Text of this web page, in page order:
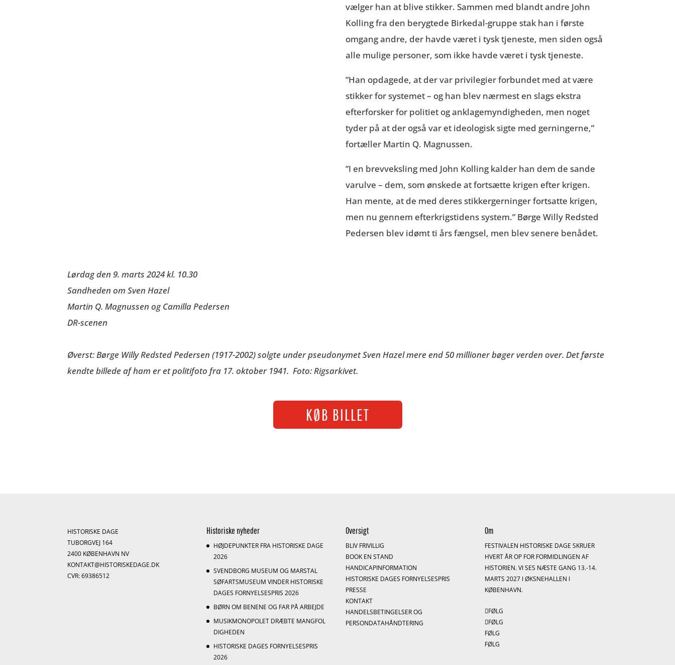
vælger han at blive stikker. Sammen med blandt andre John
Kolling fra den berygtede Birkedal-gruppe stak han i første
omgang andre, der havde været i tysk tjeneste, men siden også
alle mulige personer, som ikke havde været i tysk tjeneste.
”Han opdagede, at der var privilegier forbundet med at være
stikker for systemet – og han blev nærmest en slags ekstra
efterforsker for politiet og anklagemyndigheden, men noget
tyder på at der også var et ideologisk sigte med gerningerne,”
fortæller Martin Q. Magnussen.
”I en brevveksling med John Kolling kalder han dem de sande
varulve – dem, som ønskede at fortsætte krigen efter krigen.
Han mente, at de med deres stikkergerninger fortsatte krigen,
men nu gennem efterkrigstidens system.” Børge Willy Redsted
Pedersen blev idømt ti års fængsel, men blev senere benådet.
Lørdag den 9. marts 2024 kl. 10.30
Sandheden om Sven Hazel
Martin Q. Magnussen og Camilla Pedersen
DR-scenen
Øverst: Børge Willy Redsted Pedersen (1917-2002) solgte under pseudonymet Sven Hazel mere end 50 millioner bøger verden over. Det første
kendte billede af ham er et politifoto fra 17. oktober 1941. Foto: Rigsarkivet.
KØB BILLET
HISTORISKE DAGE
TUBORGVEJ 164
2400 KØBENHAVN NV
KONTAKT@HISTORISKEDAGE.DK
CVR: 69386512
Historiske nyheder
HØJDEPUNKTER FRA HISTORISKE DAGE
2026
SVENDBORG MUSEUM OG MARSTAL
SØFARTSMUSEUM VINDER HISTORISKE
DAGES FORNYELSESPRIS 2026
BØRN OM BENENE OG FAR PÅ ARBEJDE
MUSIKMONOPOLET DRÆBTE MANGFOL
DIGHEDEN
HISTORISKE DAGES FORNYELSESPRIS
2026
Oversigt
BLIV FRIVILLIG
BOOK EN STAND
HANDICAPINFORMATION
HISTORISKE DAGES FORNYELSESPRIS
PRESSE
KONTAKT
HANDELSBETINGELSER OG
PERSONDATAHÅNDTERING
Om
FESTIVALEN HISTORISKE DAGE SKRUER
HVERT ÅR OP FOR FORMIDLINGEN AF
HISTORIEN. VI SES NÆSTE GANG 13.-14.
MARTS 2027 I ØKSNEHALLEN I
KØBENHAVN.
FØLG
FØLG
FØLG
FØLG